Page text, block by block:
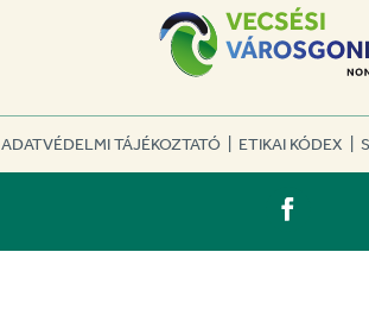
ADATVÉDELMI TÁJÉKOZTATÓ ETIKAI KÓDEX